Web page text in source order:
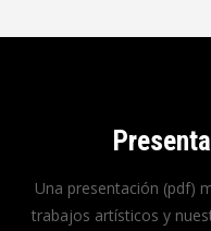
Una presentación (pdf)
trabajos artísticos y